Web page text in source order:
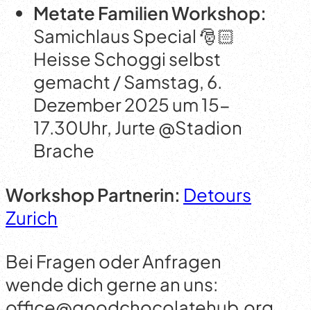
Metate Familien Workshop:
Samichlaus Special 🎅🏻
Heisse Schoggi selbst
gemacht / Samstag, 6.
Dezember 2025 um 15-
17.30Uhr, Jurte @Stadion
Brache
Workshop Partnerin: Detours
Zurich
Bei Fragen oder Anfragen
wende dich gerne an uns: